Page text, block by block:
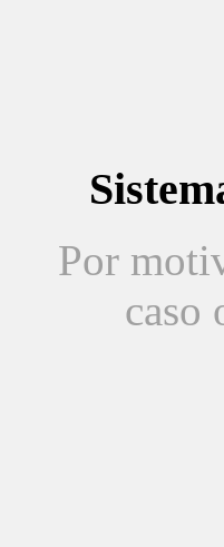
Por
caso